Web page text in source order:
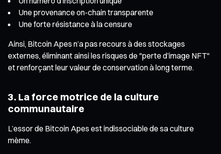
Une provenance on-chain transparente
Une forte résistance à la censure
Ainsi, Bitcoin Apes n’a pas recours à des stockages
externes, éliminant ainsi les risques de "perte d’image NFT"
et renforçant leur valeur de conservation à long terme.
3. La force motrice de la culture
communautaire
L’essor de Bitcoin Apes est indissociable de sa culture
mème.